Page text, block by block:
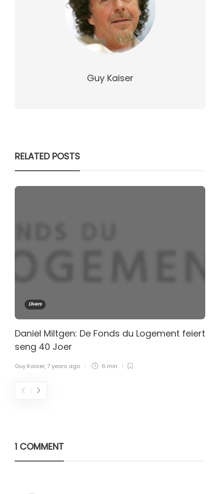
Guy Kaiser
RELATED POSTS
Divers
Daniel Miltgen: De Fonds du Logement feiert
seng 40 Joer
Guy Kaiser, 7 years ago 6 min
1 COMMENT